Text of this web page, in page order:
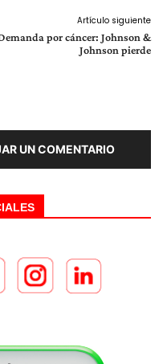
Artículo siguiente
por cáncer: Johnson &
Johnson pierde
UN COMENTARIO